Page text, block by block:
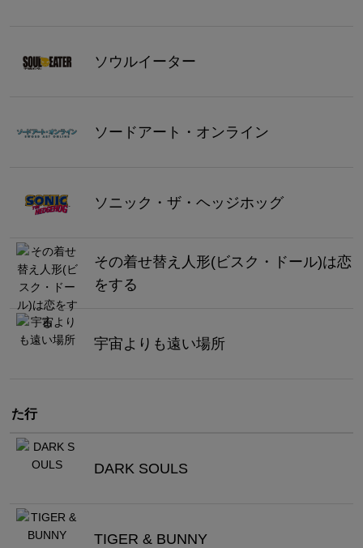
ソウルイーター
ソードアート・オンライン
ソニック・ザ・ヘッジホッグ
その着せ替え人形(ビスク・ドール)は恋
をする
宇宙よりも遠い場所
た行
DARK SOULS
TIGER & BUNNY